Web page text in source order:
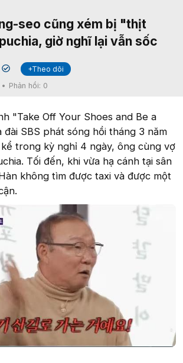
seo cũng xém bị "thịt
giờ nghĩ lại vẫn sốc
✔
+Theo dõi
Phản hồi: 0
"Take Off Your Shoes and Be a
đài SBS phát sóng hồi tháng 3 năm
trong kỳ nghỉ 4 ngày, ông cùng vợ
Tối đến, khi vừa hạ cánh tại sân
không tìm được taxi và được một